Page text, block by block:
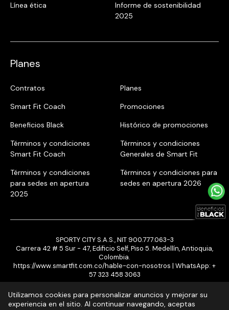
Línea ética
Informe de sostenibilidad
2025
Planes
Contratos
Planes
Smart Fit Coach
Promociones
Beneficios Black
Histórico de promociones
Términos y condiciones
Smart Fit Coach
Términos y condiciones
Generales de Smart Fit
Términos y condiciones
para sedes en apertura
2025
Términos y condiciones para
sedes en apertura 2026
SPORTY CITY S.A.S., NIT 900.777.063-3
Carrera 42 # 5 Sur - 47, Edificio Self, Piso 5. Medellín, Antioquia,
Colombia.
https://www.smartfit.com.co/hable-con-nosotros | WhatsApp: +
57 323 458 3063
Utilizamos cookies para personalizar anuncios y mejorar su
experiencia en el sitio. Al continuar navegando, aceptas